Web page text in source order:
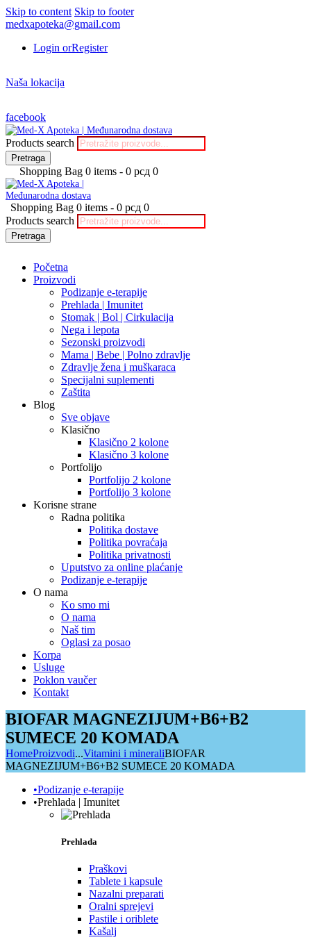
Skip to content Skip to footer
medxapoteka@gmail.com
Login orRegister
Naša lokacija
facebook
Products search
Pretraga
Shopping Bag 0 items - 0 рсд 0
Shopping Bag 0 items - 0 рсд 0
Products search
Pretraga
Početna
Proizvodi
Podizanje e-terapije
Prehlada | Imunitet
Stomak | Bol | Cirkulacija
Nega i lepota
Sezonski proizvodi
Mama | Bebe | Polno zdravlje
Zdravlje žena i muškaraca
Specijalni suplementi
Zaštita
Blog
Sve objave
Klasično
Klasično 2 kolone
Klasično 3 kolone
Portfolijo
Portfolijo 2 kolone
Portfolijo 3 kolone
Korisne strane
Radna politika
Politika dostave
Politika povraćaja
Politika privatnosti
Uputstvo za online plaćanje
Podizanje e-terapije
O nama
Ko smo mi
O nama
Naš tim
Oglasi za posao
Korpa
Usluge
Poklon vaučer
Kontakt
BIOFAR MAGNEZIJUM+B6+B2
SUMECE 20 KOMADA
HomeProizvodi...Vitamini i mineraliBIOFAR
MAGNEZIJUM+B6+B2 SUMECE 20 KOMADA
•Podizanje e-terapije
•Prehlada | Imunitet
Prehlada
Praškovi
Tablete i kapsule
Nazalni preparati
Oralni sprejevi
Pastile i oriblete
Kašalj